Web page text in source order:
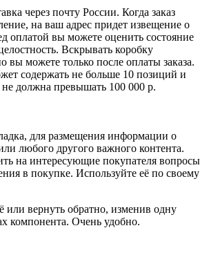
через почту России. Когда заказ
на ваш адрес придет извещение о
оплатой вы можете оценить состояние
Вскрывать коробку
вы можете только после оплаты заказа.
содержать не больше 10 позиций и
не должна превышать 100 000 р.
для размещения информации о
любого другого важного контента.
на интересующие покупателя вопросы
в покупке. Используйте её по своему
или вернуть обратно, изменив одну
компонента. Очень удобно.